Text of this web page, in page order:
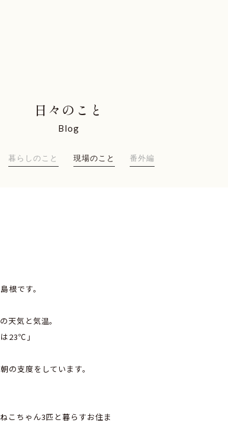
日々のこと
Blog
暮らしのこと 現場のこと 番外編
根です。
天気と気温。
23℃」
の支度をしています。
こちゃん3匹と暮らすお住ま